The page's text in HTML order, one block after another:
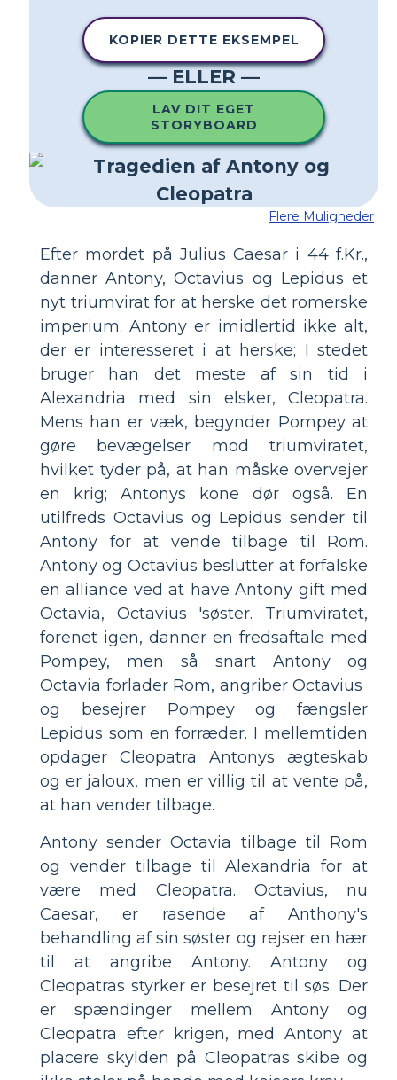
KOPIER DETTE EKSEMPEL
— ELLER —
LAV DIT EGET
STORYBOARD
Flere Muligheder
Efter mordet på Julius Caesar i 44 f.Kr.,
danner Antony, Octavius ​​og Lepidus et
nyt triumvirat for at herske det romerske
imperium. Antony er imidlertid ikke alt,
der er interesseret i at herske; I stedet
bruger han det meste af sin tid i
Alexandria med sin elsker, Cleopatra.
Mens han er væk, begynder Pompey at
gøre bevægelser mod triumviratet,
hvilket tyder på, at han måske overvejer
en krig; Antonys kone dør også. En
utilfreds Octavius ​​og Lepidus sender til
Antony for at vende tilbage til Rom.
Antony og Octavius ​​beslutter at forfalske
en alliance ved at have Antony gift med
Octavia, Octavius ​​'søster. Triumviratet,
forenet igen, danner en fredsaftale med
Pompey, men så snart Antony og
Octavia forlader Rom, angriber Octavius ​​
og besejrer Pompey og fængsler
Lepidus som en forræder. I mellemtiden
opdager Cleopatra Antonys ægteskab
og er jaloux, men er villig til at vente på,
at han vender tilbage.
Antony sender Octavia tilbage til Rom
og vender tilbage til Alexandria for at
være med Cleopatra. Octavius, nu
Caesar, er rasende af Anthony's
behandling af sin søster og rejser en hær
til at angribe Antony. Antony og
Cleopatras styrker er besejret til søs. Der
er spændinger mellem Antony og
Cleopatra efter krigen, med Antony at
placere skylden på Cleopatras skibe og